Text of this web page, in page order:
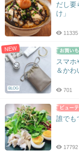
だし要
け」
11335
NEW
BLOG
スマホ
＆かわ
701
誰でも
17792